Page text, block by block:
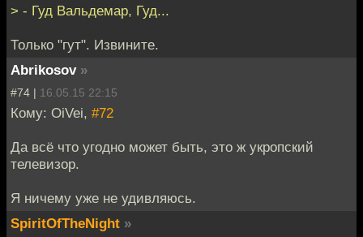
> - Гуд Вальдемар, Гуд...
Только "гут". Извините.
Abrikosov »
#74 | 16.05.15 22:15
Кому: OiVei, #72
Да всё что угодно может быть, это ж укропский
телевизор.
Я ничему уже не удивляюсь.
SpiritOfTheNight »